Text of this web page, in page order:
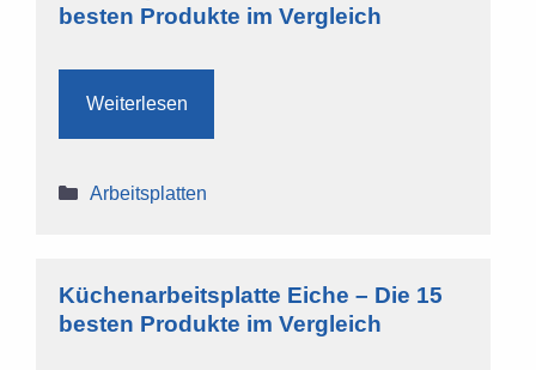
besten Produkte im Vergleich
Weiterlesen
Kategorien
Arbeitsplatten
Küchenarbeitsplatte Eiche – Die 15
besten Produkte im Vergleich